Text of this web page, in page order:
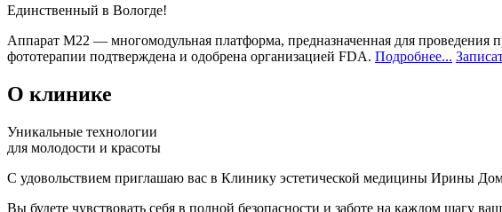
Единственный в Вологде!
Аппарат М22 — многомодульная платформа, предназначенная для проведения
фототерапии подтверждена и одобрена организацией FDA. Подробнее...
О клинике
Уникальные технологии
для молодости и красоты
С удовольствием приглашаю вас в Клинику эстетической медицины Ирины
Вы будете чувствовать себя в полной безопасности и заботе на каждом шагу